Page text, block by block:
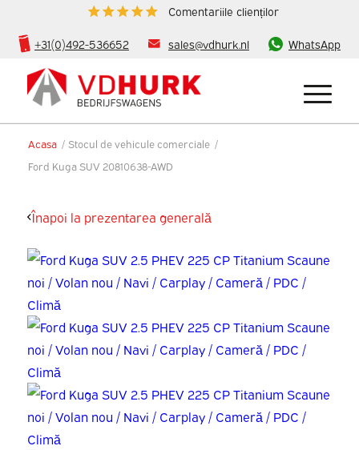
Comentariile clienților
+31(0)492-536652 sales@vdhurk.nl WhatsApp
Acasa / Stocul de vehicule comerciale /
Ford Kuga SUV 20810638-AWD
Înapoi la prezentarea generală